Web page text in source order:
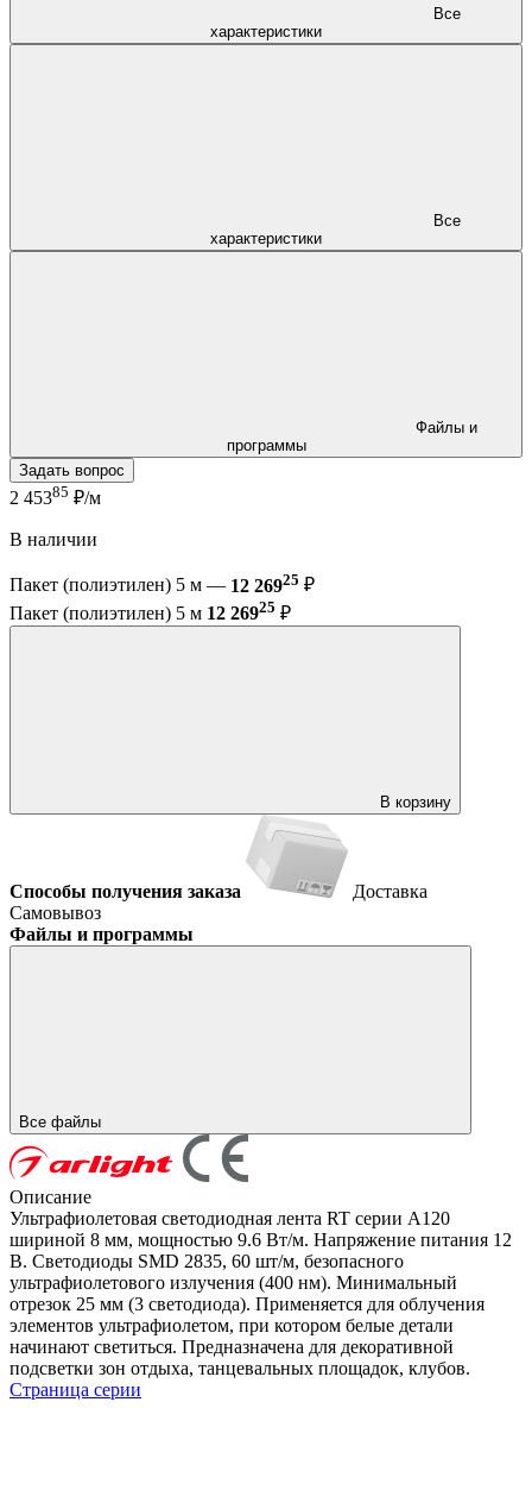
характеристики
характеристики
программы
Задать вопрос
2 45385 ₽/м
В наличии
Пакет (полиэтилен) 5 м — 12 26925 ₽
Пакет (полиэтилен) 5 м 12 26925 ₽
В корзину
Способы получения заказа
Доставка
Самовывоз
Файлы и программы
Все файлы
Описание
Ультрафиолетовая светодиодная лента RT серии A120
шириной 8 мм, мощностью 9.6 Вт/м. Напряжение питания 12
В. Светодиоды SMD 2835, 60 шт/м, безопасного
ультрафиолетового излучения (400 нм). Минимальный
отрезок 25 мм (3 светодиода). Применяется для облучения
элементов ультрафиолетом, при котором белые детали
начинают светиться. Предназначена для декоративной
подсветки зон отдыха, танцевальных площадок, клубов.
Страница серии